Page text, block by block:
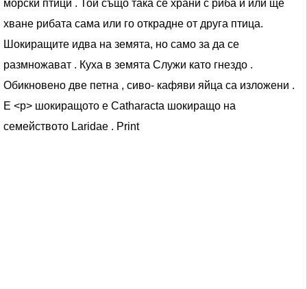
морски птици . Той също така се храни с риба и или ще
хване рибата сама или го открадне от друга птица.
Шокиращите идва на земята, но само за да се
размножават . Куха в земята Служи като гнездо .
Обикновено две петна , сиво- кафяви яйца са изложени .
E <р> шокиращото е Catharacta шокиращо на
семейството Laridae . Print